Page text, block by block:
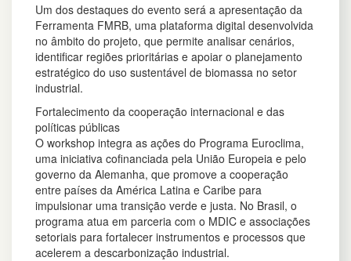
Um dos destaques do evento será a apresentação da
Ferramenta FMRB, uma plataforma digital desenvolvida
no âmbito do projeto, que permite analisar cenários,
identificar regiões prioritárias e apoiar o planejamento
estratégico do uso sustentável de biomassa no setor
industrial.
Fortalecimento da cooperação internacional e das
políticas públicas
O workshop integra as ações do Programa Euroclima,
uma iniciativa cofinanciada pela União Europeia e pelo
governo da Alemanha, que promove a cooperação
entre países da América Latina e Caribe para
impulsionar uma transição verde e justa. No Brasil, o
programa atua em parceria com o MDIC e associações
setoriais para fortalecer instrumentos e processos que
acelerem a descarbonização industrial.